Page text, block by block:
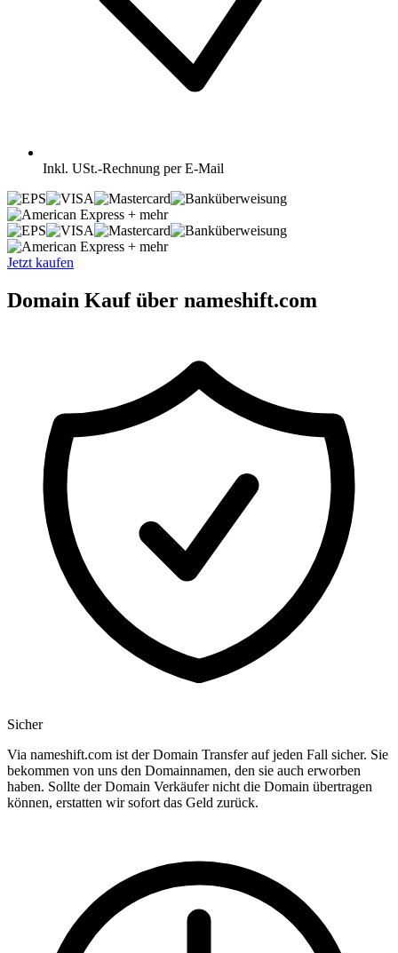
Inkl. USt.-Rechnung per E-Mail
+ mehr
+ mehr
Jetzt kaufen
Domain Kauf über nameshift.com
Sicher
Via nameshift.com ist der Domain Transfer auf jeden Fall sicher. Sie
bekommen von uns den Domainnamen, den sie auch erworben
haben. Sollte der Domain Verkäufer nicht die Domain übertragen
können, erstatten wir sofort das Geld zurück.